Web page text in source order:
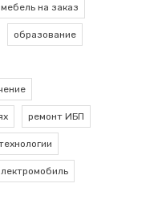
мебель на заказ
образование
ремонт ИБП